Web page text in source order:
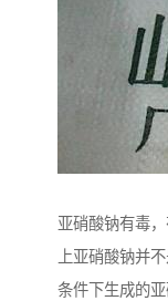
亚硝酸钠有毒
上亚硝酸钠并
条件下生成的